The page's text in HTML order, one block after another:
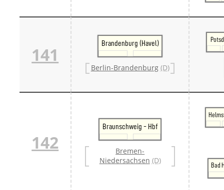
141
Brandenburg (Havel)
Berlin-Brandenburg (D)
142
Braunschweig - Hbf
Bremen-
Niedersachsen (D)
Bad